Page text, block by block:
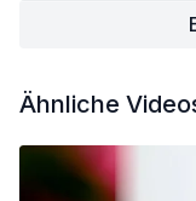
Gewahrsein
der Vergangenheit
Ähnliche